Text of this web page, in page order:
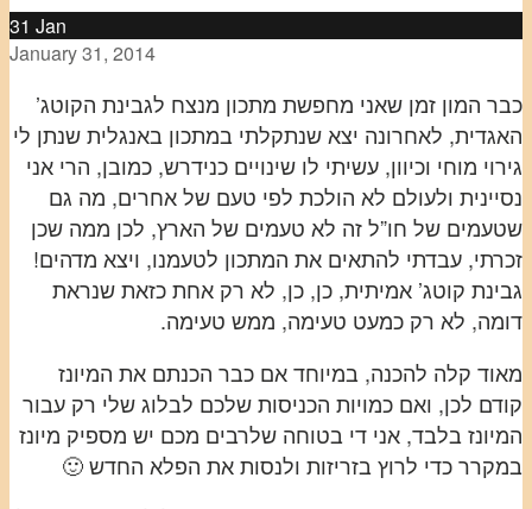
31 Jan
January 31, 2014
כבר המון זמן שאני מחפשת מתכון מנצח לגבינת הקוטג’
האגדית, לאחרונה יצא שנתקלתי במתכון באנגלית שנתן לי
גירוי מוחי וכיוון, עשיתי לו שינויים כנידרש, כמובן, הרי אני
נסיינית ולעולם לא הולכת לפי טעם של אחרים, מה גם
שטעמים של חו”ל זה לא טעמים של הארץ, לכן ממה שכן
זכרתי, עבדתי להתאים את המתכון לטעמנו, ויצא מדהים!
גבינת קוטג’ אמיתית, כן, כן, לא רק אחת כזאת שנראת
דומה, לא רק כמעט טעימה, ממש טעימה.
מאוד קלה להכנה, במיוחד אם כבר הכנתם את המיונז
קודם לכן, ואם כמויות הכניסות שלכם לבלוג שלי רק עבור
המיונז בלבד, אני די בטוחה שלרבים מכם יש מספיק מיונז
במקרר כדי לרוץ בזריזות ולנסות את הפלא החדש 🙂